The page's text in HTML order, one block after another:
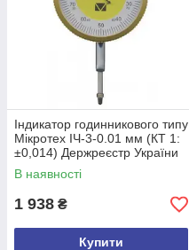
Індикатор годинникового типу
Мікротех ІЧ-3-0.01 мм (КТ 1:
±0,014) Держреєстр України
№У3071-10 (mdr_5193)
В наявності
1 938 ₴
Купити